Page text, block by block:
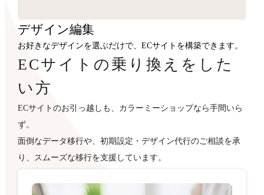
デザイン編集
お好きなデザインを選ぶだけで、ECサイトを構築できます。
ECサイトの乗り換えをした
い方
ECサイトのお引っ越しも、カラーミーショップなら手間いら
ず。
面倒なデータ移行や、初期設定・デザイン代行のご相談を承
り、スムーズな移行を支援しています。